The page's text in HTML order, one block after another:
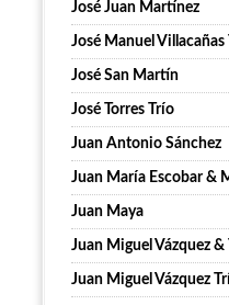
José Juan Martínez
José Manuel Villacañas
José San Martín
José Torres Trío
Juan Antonio Sánchez
Juan María Escobar &
Juan Maya
Juan Miguel Vázquez
Juan Miguel Vázquez